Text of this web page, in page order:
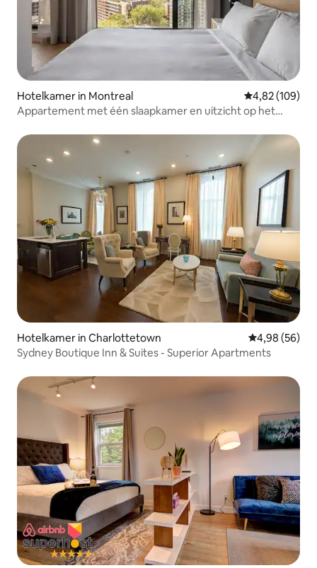
Hotelkamer in Montreal Gemiddelde
4,82 (109)
Appartement met één slaapkamer en uitzicht op het
Hotelkamer in Charlottetown Gemiddelde
4,98 (56)
Sydney Boutique Inn & Suites - Superior Apartments